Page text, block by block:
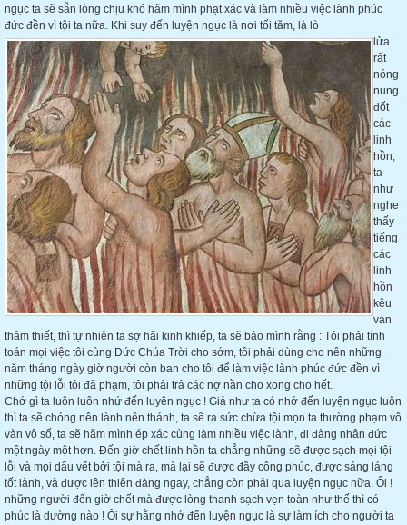
ngục ta sẽ sẵn lòng chịu khó hãm mình phạt xác và làm nhiều việc lành phúc
đức đền vì tội ta nữa. Khi suy đến luyện ngục là nơi tối tăm, là lò
lửa
rất
nóng
nung
đốt
các
linh
hồn,
ta
như
nghe
thấy
tiếng
các
linh
hồn
kêu
van
thảm thiết, thì tự nhiên ta sợ hãi kinh khiếp, ta sẽ bảo mình rằng : Tôi phải tính
toán mọi việc tôi cùng Đức Chúa Trời cho sớm, tôi phải dùng cho nên những
năm tháng ngày giờ người còn ban cho tôi để làm việc lành phúc đức đền vì
những tội lỗi tôi đã phạm, tôi phải trả các nợ nần cho xong cho hết.
Chớ gì ta luôn luôn nhứ đến luyện ngục ! Giả như ta có nhớ đến luyện ngục luôn
thì ta sẽ chóng nên lành nên thánh, ta sẽ ra sức chừa tội mọn ta thường phạm vô
vàn vô số, ta sẽ hãm mình ép xác cùng làm nhiều việc lành, đi đàng nhân đức
một ngày một hơn. Đến giờ chết linh hồn ta chẳng những sẽ được sạch mọi tội
lỗi và mọi dấu vết bởi tội mà ra, mà lại sẽ được đầy công phúc, được sáng láng
tốt lành, và được lên thiên đàng ngay, chẳng còn phải qua luyện ngục nữa. Ôi !
những người đến giờ chết mà được lòng thanh sạch vẹn toàn như thế thì có
phúc là dường nào ! Ôi sự hằng nhớ đến luyện ngục là sự làm ích cho người ta